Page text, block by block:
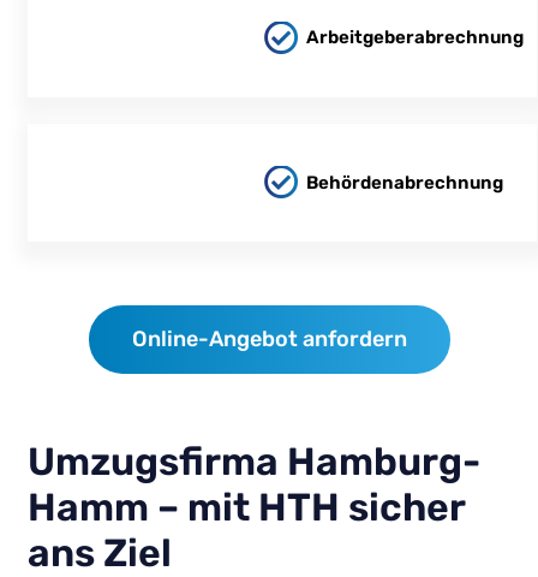
Arbeitgeberabrechnung
Behördenabrechnung
Online-Angebot anfordern
Umzugsfirma Hamburg-
Hamm – mit HTH sicher
ans Ziel